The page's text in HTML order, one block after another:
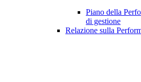
Piano della
di gestione
Relazione sulla